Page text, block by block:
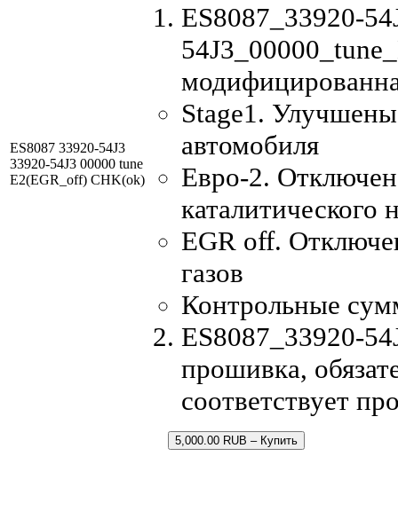
ES8087 33920-54J3
33920-54J3 00000 tune
E2(EGR_off) CHK(ok)
ES8087_33920-
Stage1.
автомобиля
Евро-2. Отключен
каталитического
EGR off.
газов
Контрольные
ES8087_33920-
прошивка,
соответствует
5,000.00 RUB – Купить